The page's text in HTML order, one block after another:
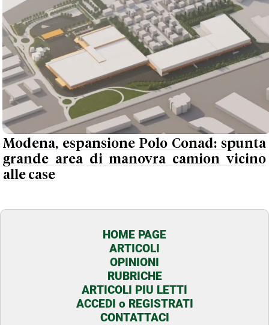
Modena, espansione Polo Conad: spunta
grande area di manovra camion vicino
alle case
HOME PAGE
ARTICOLI
OPINIONI
RUBRICHE
ARTICOLI PIU LETTI
ACCEDI o REGISTRATI
CONTATTACI